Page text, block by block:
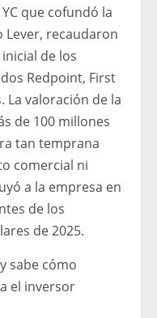
que cofundó la
recaudaron
de los
Redpoint, First
La valoración de la
de 100 millones
tan temprana
comercial ni
a la empresa en
de los
de 2025.
sabe cómo
el inversor